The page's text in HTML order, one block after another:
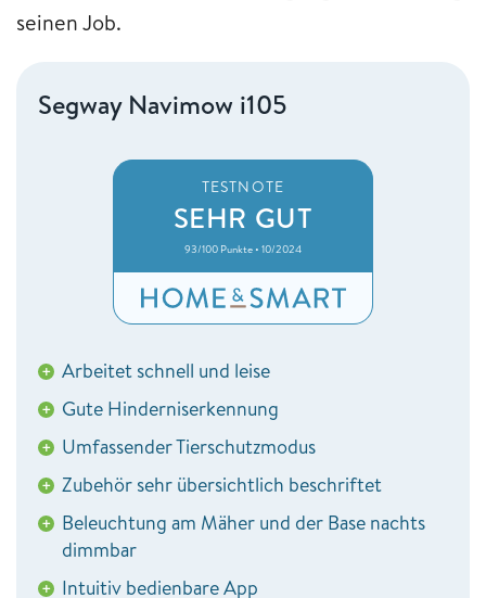
seinen Job.
Segway Navimow i105
TESTNOTE
SEHR GUT
93/100 Punkte • 10/2024
+ Arbeitet schnell und leise
+ Gute Hinderniserkennung
+ Umfassender Tierschutzmodus
+ Zubehör sehr übersichtlich beschriftet
+ Beleuchtung am Mäher und der Base nachts
dimmbar
+ Intuitiv bedienbare App